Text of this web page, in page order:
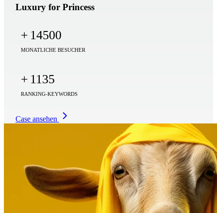
Luxury for Princess
+ 14500
MONATLICHE BESUCHER
+ 1135
RANKING-KEYWORDS
Case ansehen